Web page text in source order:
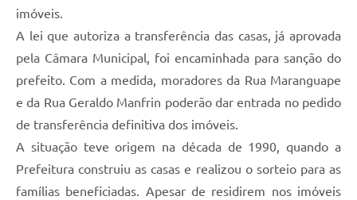
Editais
imóveis.
A lei que autoriza a transferência das casas, já aprovada
pela Câmara Municipal, foi encaminhada para sanção do
prefeito. Com a medida, moradores da Rua Maranguape
e da Rua Geraldo Manfrin poderão dar entrada no pedido
de transferência definitiva dos imóveis.
A situação teve origem na década de 1990, quando a
Prefeitura construiu as casas e realizou o sorteio para as
famílias beneficiadas. Apesar de residirem nos imóveis